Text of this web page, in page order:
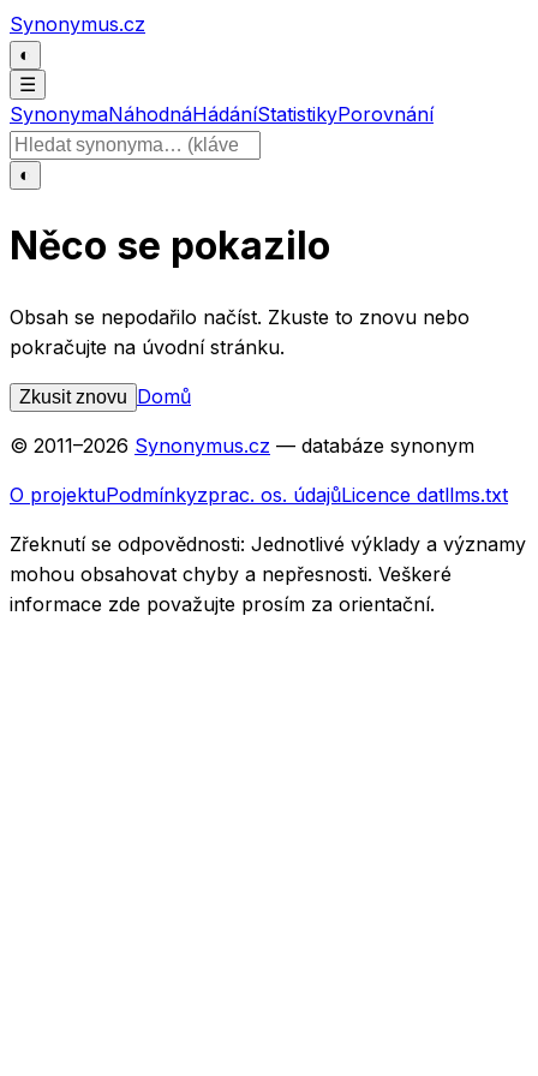
Přeskočit na obsah
Synonymus.cz
◐
☰
SynonymaNáhodnáHádáníStatistikyPorovnání
Hledat slovo
◐
Něco se pokazilo
Obsah se nepodařilo načíst. Zkuste to znovu nebo
pokračujte na úvodní stránku.
Zkusit znovu Domů
© 2011–2026 Synonymus.cz — databáze synonym
O projektuPodmínkyzprac. os. údajůLicence datllms.txt
Zřeknutí se odpovědnosti: Jednotlivé výklady a významy
mohou obsahovat chyby a nepřesnosti. Veškeré
informace zde považujte prosím za orientační.